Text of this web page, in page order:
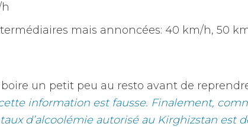
mais annoncées: 40 km/h, 50
un petit peu au resto avant de
cette information est fausse. Finalement,
d’alcoolémie autorisé au Kirghizstan est